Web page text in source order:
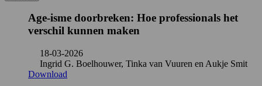
Age-isme doorbreken: Hoe professionals het
verschil kunnen maken
18-03-2026
Ingrid G. Boelhouwer, Tinka van Vuuren en Aukje Smit
Download